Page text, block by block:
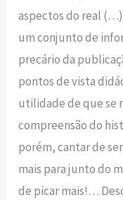
aspectos do real
um conjunto de
precário da
pontos de vista
utilidade de que se
compreensão do
porém, cantar de
mais para junto do
de picar mais!…